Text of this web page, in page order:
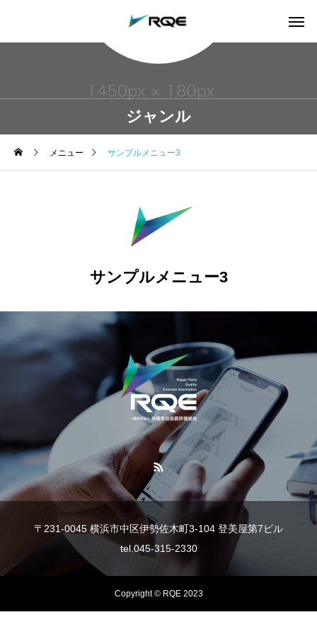
ジャンル
メニュー サンプルメニュー3
サンプルメニュー3
〒231-0045 横浜市中区伊勢佐木町3-104 登美屋第7ビル
tel.045-315-2330
Copyright © RQE 2023